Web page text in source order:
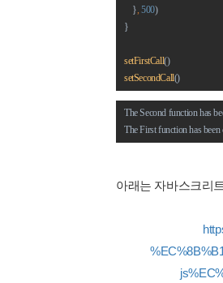
    }
, 500)
}
setFirstCall()
setSecondCall()
The Second function has
The First function has been
아래는 자바스크리